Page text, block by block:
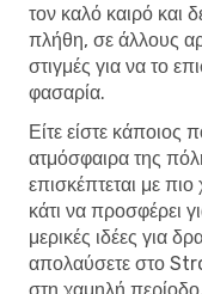
τον καλό καιρό και
πλήθη, σε άλλους
στιγμές για να το
φασαρία.
Είτε είστε
ατμόσφαιρα της
επισκέπτεται με
κάτι να προσφέρει
μερικές ιδέες για
απολαύσετε στο